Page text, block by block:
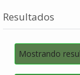
Resultados
Mostrando